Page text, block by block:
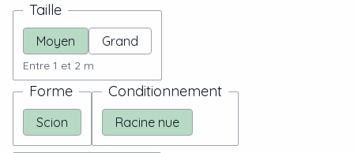
Taille
Moyen Grand
Entre 1 et 2 m
Forme
Scion
Conditionnement
Racine nue